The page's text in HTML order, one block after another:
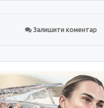
Залишити коментар